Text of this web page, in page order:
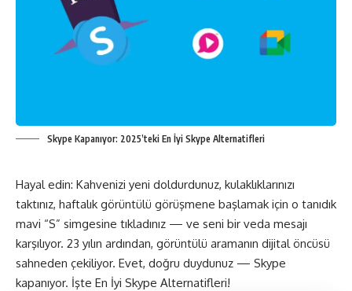
Skype Kapanıyor: 2025’teki En İyi Skype Alternatifleri
Hayal edin: Kahvenizi yeni doldurdunuz, kulaklıklarınızı
taktınız, haftalık görüntülü görüşmene başlamak için o tanıdık
mavi “S” simgesine tıkladınız — ve seni bir veda mesajı
karşılıyor. 23 yılın ardından, görüntülü aramanın dijital öncüsü
sahneden çekiliyor. Evet, doğru duydunuz — Skype
kapanıyor. İşte En İyi Skype Alternatifleri!